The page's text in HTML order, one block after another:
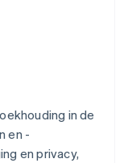
in de
en -
en privacy,